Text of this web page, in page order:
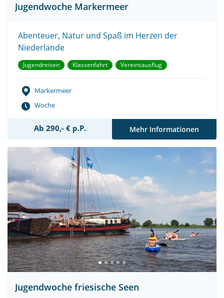
Jugendwoche Markermeer
Abenteuer, Natur und Spaß im Herzen der
Niederlande
Jugendreisen Klassenfahrt Vereinsausflug
Markermeer
Woche
Ab 290,- € p.P. Mehr Informationen
Jugendwoche friesische Seen